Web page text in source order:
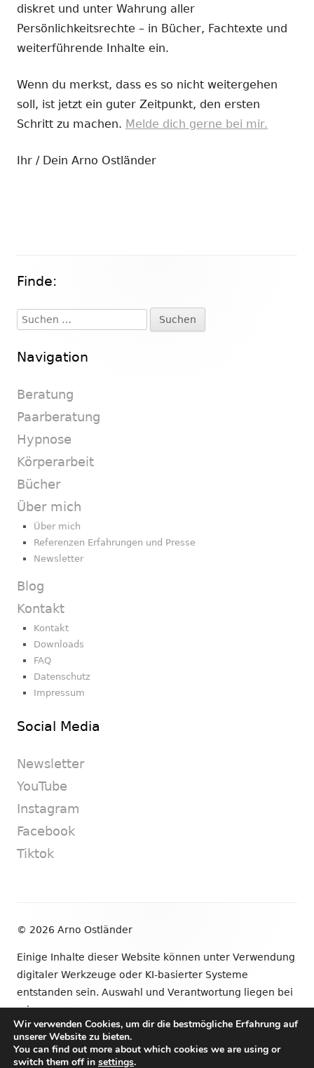
öffnen
diskret und unter Wahrung aller
Persönlichkeitsrechte – in Bücher, Fachtexte und
weiterführende Inhalte ein.
Wenn du merkst, dass es so nicht weitergehen
soll, ist jetzt ein guter Zeitpunkt, den ersten
Schritt zu machen. Melde dich gerne bei mir.
Ihr / Dein Arno Ostländer
Haupt-
Seitenleiste
Finde:
Suchen
nach:
Navigation
Beratung
Paarberatung
Hypnose
Körperarbeit
Bücher
Über mich
Über mich
Referenzen Erfahrungen und Presse
Newsletter
Blog
Kontakt
Kontakt
Downloads
FAQ
Datenschutz
Impressum
Social Media
Newsletter
YouTube
Instagram
Facebook
Tiktok
© 2026 Arno Ostländer
Einige Inhalte dieser Website können unter Verwendung
digitaler Werkzeuge oder KI-basierter Systeme
entstanden sein. Auswahl und Verantwortung liegen bei
mir.
•VerwendetTiny Framework
Wir verwenden Cookies, um dir die bestmögliche Erfahrung auf
unserer Website zu bieten.
You can find out more about which cookies we are using or
switch them off in settings.